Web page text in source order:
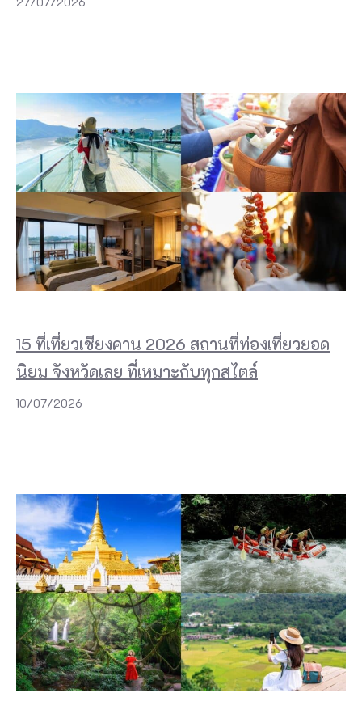
15 ที่เที่ยวเชียงคาน 2026 สถานที่ท่องเที่ยวยอด
นิยม จังหวัดเลย ที่เหมาะกับทุกสไตล์
10/07/2026